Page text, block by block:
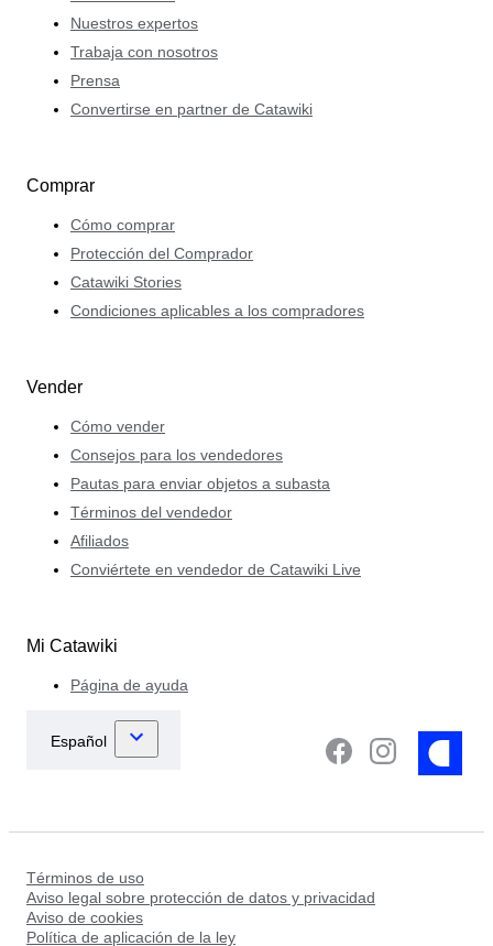
Nuestros expertos
Trabaja con nosotros
Prensa
Convertirse en partner de Catawiki
Comprar
Cómo comprar
Protección del Comprador
Catawiki Stories
Condiciones aplicables a los compradores
Vender
Cómo vender
Consejos para los vendedores
Pautas para enviar objetos a subasta
Términos del vendedor
Afiliados
Conviértete en vendedor de Catawiki Live
Mi Catawiki
Página de ayuda
Términos de uso
Aviso legal sobre protección de datos y privacidad
Aviso de cookies
Política de aplicación de la ley